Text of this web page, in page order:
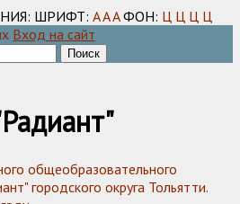
ШРИФТ: AAA ФОН: Ц Ц Ц Ц
Вход на сайт
общеобразовательного
городского округа Тольятти.